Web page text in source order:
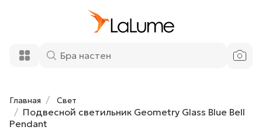
Главная Свет
Подвесной светильник Geometry Glass Blue Bell
Pendant
Blue Bell Pendant от LaLume